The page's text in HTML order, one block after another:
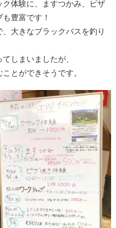
体験に、ますつかみ、ピザ
豊富です！
大きなブラックバスを釣り
しまいましたが、
とができそうです。